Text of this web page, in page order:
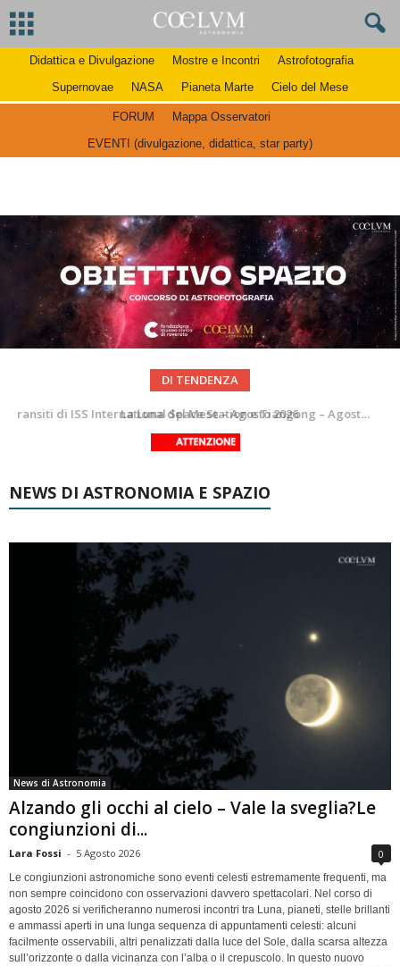
Didattica e Divulgazione Mostre e Incontri
Astrofotografia
Supernovae
NASA Pianeta Marte Cielo del Mese
FORUM
Mappa Osservatori
EVENTI (divulgazione, didattica, star party)
DI TENDENZA
La Luna del Mese – Agosto 2026
Le costellazioni di Agosto 2026: Delfino
NEWS DI ASTRONOMIA E SPAZIO
News di Astronomia
Alzando gli occhi al cielo – Vale la sveglia?Le
congiunzioni di...
Lara Fossi - 5 Agosto 2026 0
Le congiunzioni astronomiche sono eventi celesti estremamente frequenti, ma
non sempre coincidono con osservazioni davvero spettacolari. Nel corso di
agosto 2026 si verificheranno numerosi incontri tra Luna, pianeti, stelle brillanti
e ammassi aperti in una lunga sequenza di appuntamenti celesti: alcuni
facilmente osservabili, altri penalizzati dalla luce del Sole, dalla scarsa altezza
sull’orizzonte o dalla vicinanza con l’alba o il crepuscolo. In questo nuovo